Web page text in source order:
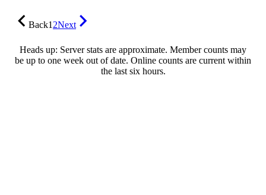
Back12Next
Heads up: Server stats are approximate. Member counts may
be up to one week out of date. Online counts are current within
the last six hours.